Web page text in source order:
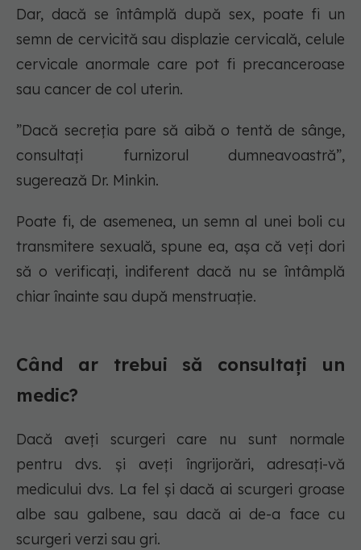
Dar, dacă se întâmplă după sex, poate fi un
semn de cervicită sau displazie cervicală, celule
cervicale anormale care pot fi precanceroase
sau cancer de col uterin.
”Dacă secreția pare să aibă o tentă de sânge,
consultați furnizorul dumneavoastră”,
sugerează Dr. Minkin.
Poate fi, de asemenea, un semn al unei boli cu
transmitere sexuală, spune ea, așa că veți dori
să o verificați, indiferent dacă nu se întâmplă
chiar înainte sau după menstruație.
Când ar trebui să consultați un
medic?
Dacă aveți scurgeri care nu sunt normale
pentru dvs. și aveți îngrijorări, adresați-vă
medicului dvs. La fel și dacă ai scurgeri groase
albe sau galbene, sau dacă ai de-a face cu
scurgeri verzi sau gri.